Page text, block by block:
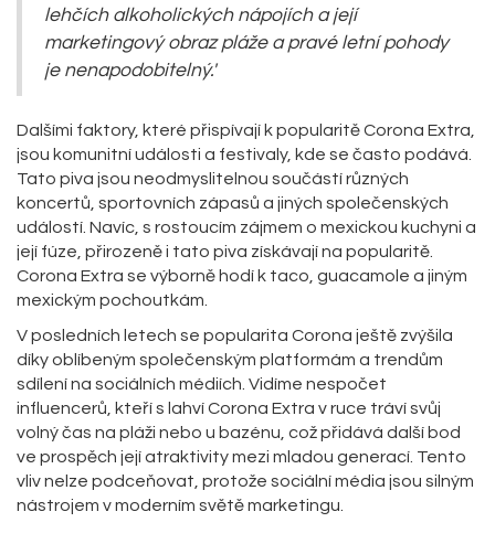
lehčích alkoholických nápojích a její
marketingový obraz pláže a pravé letní pohody
je nenapodobitelný.'
Dalšími faktory, které přispívají k popularitě Corona Extra,
jsou komunitní události a festivaly, kde se často podává.
Tato piva jsou neodmyslitelnou součástí různých
koncertů, sportovních zápasů a jiných společenských
událostí. Navíc, s rostoucím zájmem o mexickou kuchyni a
její fúze, přirozeně i tato piva získávají na popularitě.
Corona Extra se výborně hodí k taco, guacamole a jiným
mexickým pochoutkám.
V posledních letech se popularita Corona ještě zvýšila
díky oblíbeným společenským platformám a trendům
sdílení na sociálních médiích. Vidíme nespočet
influencerů, kteří s lahví Corona Extra v ruce tráví svůj
volný čas na pláži nebo u bazénu, což přidává další bod
ve prospěch její atraktivity mezi mladou generací. Tento
vliv nelze podceňovat, protože sociální média jsou silným
nástrojem v moderním světě marketingu.